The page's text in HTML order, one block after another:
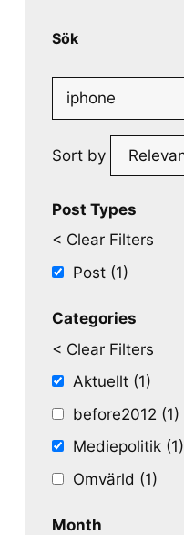
Sök
Search
for:
Sort by
Post Types
< Clear Filters
Post (1)
Categories
< Clear Filters
Aktuellt (1)
before2012 (1)
Mediepolitik (1)
Omvärld (1)
Month